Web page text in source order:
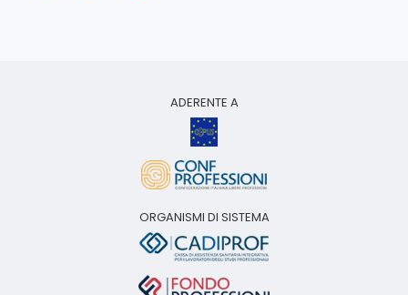
ADERENTE A
ORGANISMI DI SISTEMA